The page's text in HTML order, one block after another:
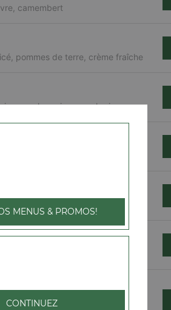
camembert
pommes de terre, crème fraîche
champignons, chorizo
de terre, chèvre, oignons
poivrons, oignons
oignons, tomates
MENUS & PROMOS!
CONTINUEZ